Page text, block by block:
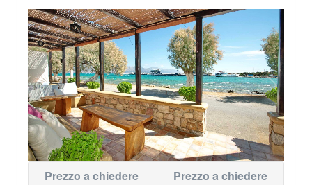
Prezzo a chiedere Prezzo a chiedere